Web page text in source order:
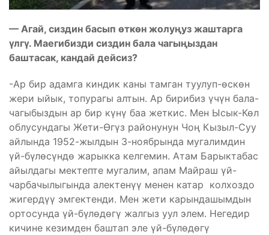
— Агай, сиздин басып өткөн жолуңуз жаштарга
үлгү. Маегибизди сиздин бала чагыңыздан
баштасак, кандай дейсиз?
-Ар бир адамга киндик каны тамган туулуп-өскөн
жери ыйык, топурагы алтын. Ар бирибиз үчүн бала-
чагыбыздын ар бир күнү баа жеткис. Мен Ысык-Көл
облусундагы Жети-Өгүз районунун Чоң Кызыл-Суу
айлында 1952-жылдын 3-ноябрында мугалимдин
үй-бүлөсүндө жарыкка келгемин. Атам Барыктабас
айылдагы мектепте мугалим, апам Майраш үй-
чарбачылыгында алектенүү менен катар колхоздо
жигердүү эмгектенди. Мен жети карындашымдын
ортосунда үй-бүлөдөгү жалгыз уул элем. Негедир
кичине кезимден баштап эле үй-бүлөдөгү